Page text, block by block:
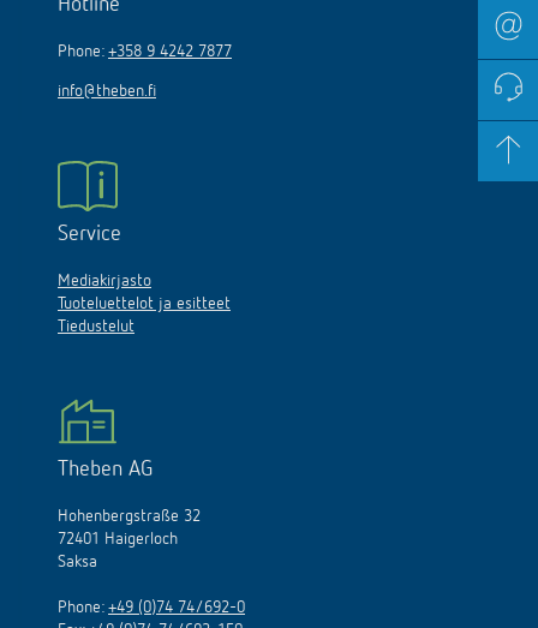
Hotline
Phone: +358 9 4242 7877
info@theben.fi
Service
Mediakirjasto
Tuoteluettelot ja esitteet
Tiedustelut
Theben AG
Hohenbergstraße 32
72401 Haigerloch
Saksa
Phone: +49 (0)74 74/692-0